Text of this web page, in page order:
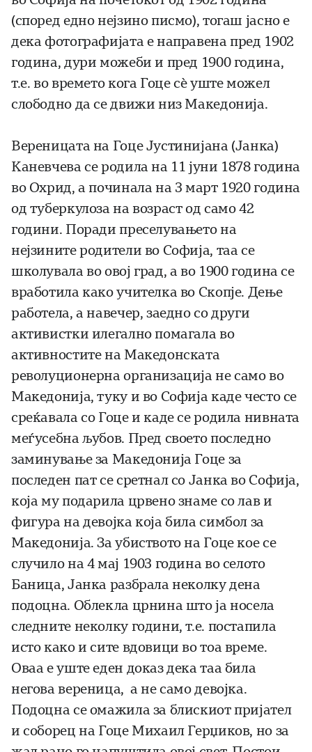
(според едно нејзино писмо), тогаш јасно е
дека фотографијата е направена пред 1902
година, дури можеби и пред 1900 година,
т.е. во времето кога Гоце сѐ уште можел
слободно да се движи низ Македонија.
Вереницата на Гоце Јустинијана (Јанка)
Каневчева се родила на 11 јуни 1878 година
во Охрид, а починала на 3 март 1920 година
од туберкулоза на возраст од само 42
години. Поради преселувањето на
нејзините родители во Софија, таа се
школувала во овој град, а во 1900 година се
вработила како учителка во Скопје. Дење
работела, а навечер, заедно со други
активистки илегално помагала во
активностите на Македонската
револуционерна организација не само во
Македонија, туку и во Софија каде често се
среќавала со Гоце и каде се родила нивната
меѓусебна љубов. Пред своето последно
заминување за Македонија Гоце за
последен пат се сретнал со Јанка во Софија,
која му подарила црвено знаме со лав и
фигура на девојка која била симбол за
Македонија. За убиството на Гоце кое се
случило на 4 мај 1903 година во селото
Баница, Јанка разбрала неколку дена
подоцна. Облекла црнина што ја носела
следните неколку години, т.е. постапила
исто како и сите вдовици во тоа време.
Оваа е уште еден доказ дека таа била
негова вереница, а не само девојка.
Подоцна се омажила за блискиот пријател
и соборец на Гоце Михаил Герџиков, но за